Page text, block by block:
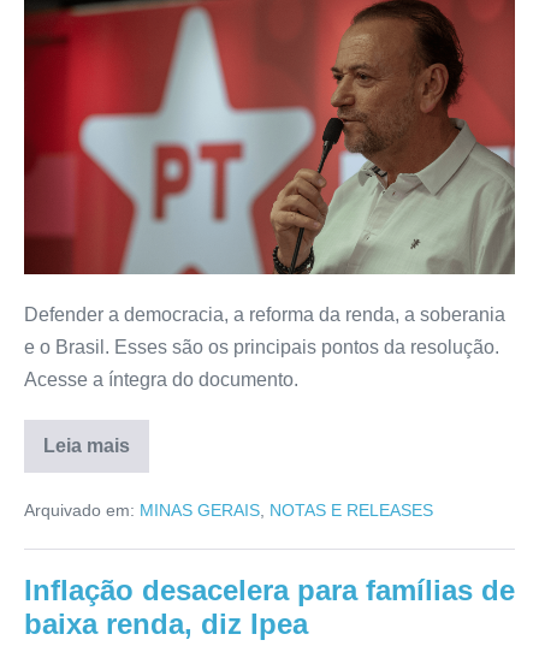
Defender a democracia, a reforma da renda, a soberania
e o Brasil. Esses são os principais pontos da resolução.
Acesse a íntegra do documento.
Leia mais
Arquivado em: MINAS GERAIS NOTAS E RELEASES
Inflação desacelera para famílias de
baixa renda, diz Ipea